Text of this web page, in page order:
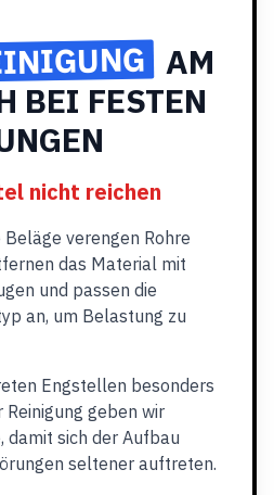
AM
BEI FESTEN
nicht reichen
verengen Rohre
das Material mit
und passen die
an, um Belastung zu
Engstellen besonders
Reinigung geben wir
damit sich der Aufbau
seltener auftreten.